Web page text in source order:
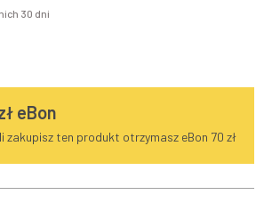
30 dni
eBon
zakupisz ten produkt otrzymasz eBon 70 zł